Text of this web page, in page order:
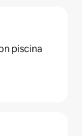
piscina